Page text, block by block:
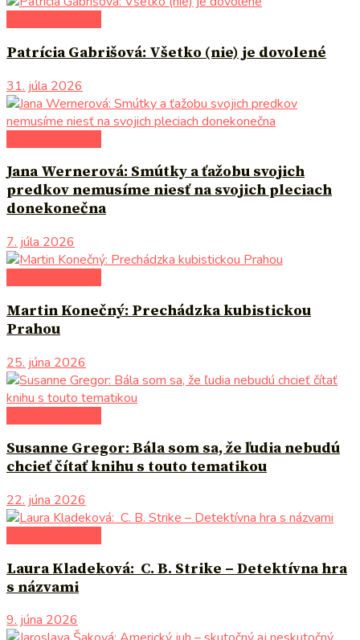
Patrícia Gabrišová: Všetko (nie) je dovolené
31. júla 2026
Jana Wernerová: Smútky a ťažobu svojich
predkov nemusíme niesť na svojich pleciach
donekonečna
7. júla 2026
Martin Konečný: Prechádzka kubistickou
Prahou
25. júna 2026
Susanne Gregor: Bála som sa, že ľudia nebudú
chcieť čítať knihu s touto tematikou
22. júna 2026
Laura Kladeková: C. B. Strike – Detektívna hra
s názvami
9. júna 2026